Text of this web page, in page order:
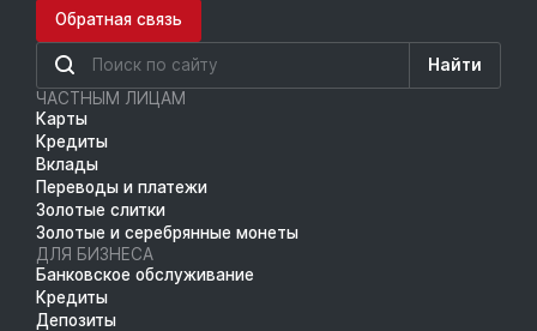
Обратная связь
Найти
ЧАСТНЫМ ЛИЦАМ
Карты
Кредиты
Вклады
Переводы и платежи
Золотые слитки
Золотые и серебрянные монеты
ДЛЯ БИЗНЕСА
Банковское обслуживание
Кредиты
Депозиты